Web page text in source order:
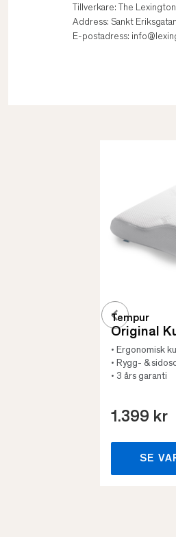
Tillverkare: The
Address: Sankt
E-postadress:
Tempur
Original
• Ergonomisk
• Rygg- &
• 3 års garanti
1.399 kr
SE